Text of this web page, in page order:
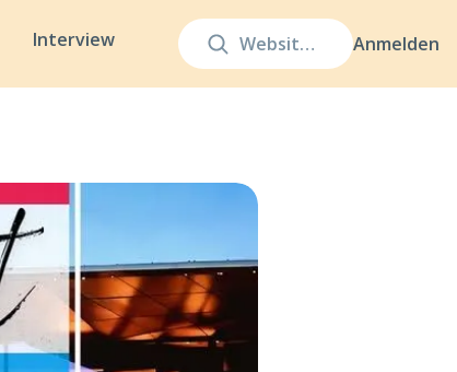
Anmelden
Interview